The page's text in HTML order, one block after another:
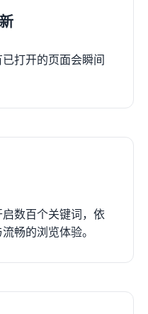
打开的页面会瞬间
数百个关键词，依
畅的浏览体验。